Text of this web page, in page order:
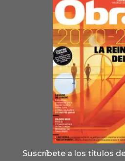
Suscríbete a los títulos